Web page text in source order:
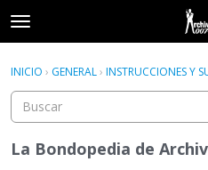
t
o
g
e
e
Acceder
Acceder Registrarse
INICIO › GENERAL› INSTRUCCIONES Y
La Bondopedia de